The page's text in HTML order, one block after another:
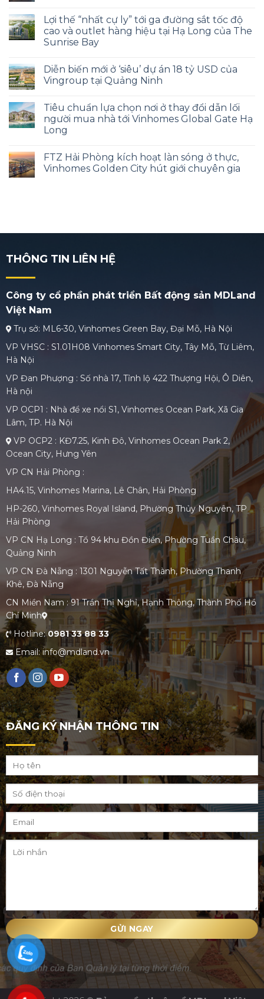
Lợi thế “nhất cự ly” tới ga đường sắt tốc độ
cao và outlet hàng hiệu tại Hạ Long của The
Sunrise Bay
Diễn biến mới ở ‘siêu’ dự án 18 tỷ USD của
Vingroup tại Quảng Ninh
Tiêu chuẩn lựa chọn nơi ở thay đổi dẫn lối
người mua nhà tới Vinhomes Global Gate Hạ
Long
FTZ Hải Phòng kích hoạt làn sóng ở thực,
Vinhomes Golden City hút giới chuyên gia
THÔNG TIN LIÊN HỆ
Công ty cổ phần phát triển Bất động sản MDLand
Việt Nam
Trụ sở: ML6-30, Vinhomes Green Bay, Đại Mỗ, Hà Nội
VP VHSC : S1.01H08 Vinhomes Smart City, Tây Mỗ, Từ Liêm,
Hà Nội
VP Đan Phượng : Số nhà 17, Tỉnh lộ 422 Thượng Hội, Ô Diên,
Hà nội
VP OCP1 : Nhà để xe nổi S1, Vinhomes Ocean Park, Xã Gia
Lâm, TP. Hà Nội
VP OCP2 : KĐ7.25, Kinh Đô, Vinhomes Ocean Park 2,
Ocean City, Hưng Yên
VP CN Hải Phòng :
HA4.15, Vinhomes Marina, Lê Chân, Hải Phòng
HP-260, Vinhomes Royal Island, Phường Thủy Nguyên, TP
Hải Phòng
VP CN Hạ Long : Tổ 94 khu Đồn Điền, Phường Tuần Châu,
Quảng Ninh
VP CN Đà Nẵng : 1301 Nguyễn Tất Thành, Phường Thanh
Khê, Đà Nẵng
CN Miền Nam : 91 Trần Thị Nghỉ, Hạnh Thông, Thành Phố Hồ
Chí Minh
Hotline:0981 33 88 33
Email: info@mdland.vn
ĐĂNG KÝ NHẬN THÔNG TIN